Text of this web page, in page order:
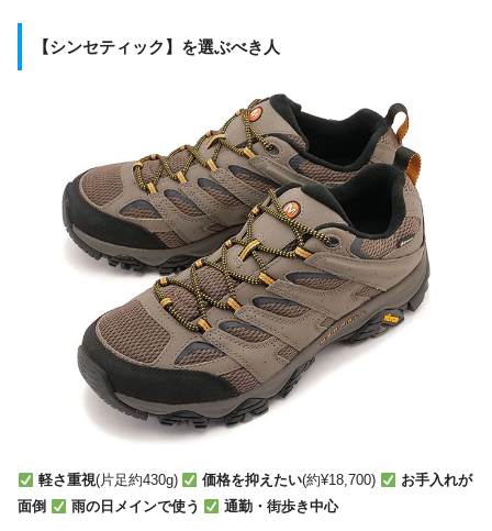
【シンセティック】を選ぶべき人
軽さ重視(片足約430g) 価格を抑えたい(約¥18,700)
お手入れが
面倒
雨の日メインで使う 通勤・街歩き中心